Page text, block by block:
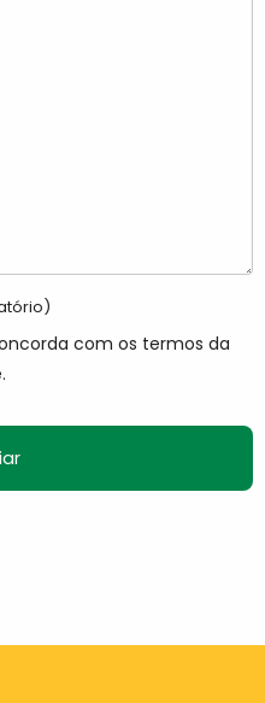
com os termos da